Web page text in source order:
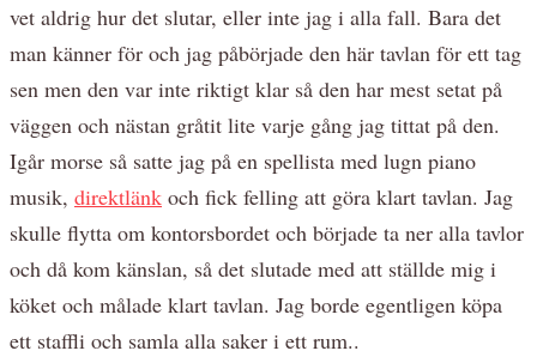
vet aldrig hur det slutar, eller inte jag i alla fall. Bara det
man känner för och jag påbörjade den här tavlan för ett tag
sen men den var inte riktigt klar så den har mest setat på
väggen och nästan gråtit lite varje gång jag tittat på den.
Igår morse så satte jag på en spellista med lugn piano
musik, direktlänk och fick felling att göra klart tavlan. Jag
skulle flytta om kontorsbordet och började ta ner alla tavlor
och då kom känslan, så det slutade med att ställde mig i
köket och målade klart tavlan. Jag borde egentligen köpa
ett staffli och samla alla saker i ett rum..